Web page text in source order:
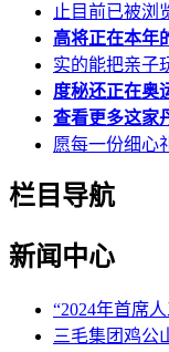
止目前已被浏
高将正在本年
实的能把亲子
度秘还正在奥
查看更多这家
愿每一份细心
栏目导航
新闻中心
“2024年首席
三毛集团鸡公